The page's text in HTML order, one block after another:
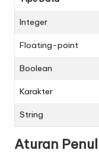
Integer
Floating-point
Boolean
Karakter
String
Aturan